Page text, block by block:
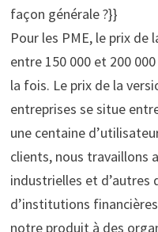
façon générale ?}}
Pour les PME, le prix
entre 150 000 et 200
la fois. Le prix de la
entreprises se situe
une centaine
clients, nous travaillons
industrielles et
d’institutions
notre produit à des